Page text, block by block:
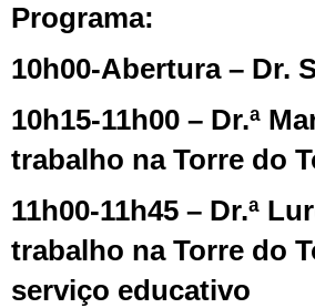
Programa:
10h00-Abertura – Dr.
10h15-11h00 – Dr.ª
trabalho na Torre do
11h00-11h45 – Dr.ª
trabalho na Torre do
serviço educativo